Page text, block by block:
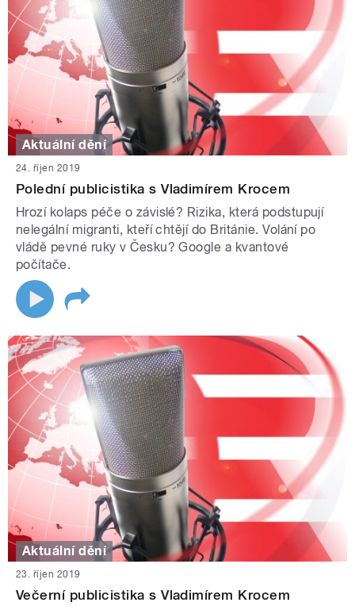
Aktuální dění
24. říjen 2019
Polední publicistika s Vladimírem Krocem
Hrozí kolaps péče o závislé? Rizika, která podstupují
nelegální migranti, kteří chtějí do Británie. Volání po
vládě pevné ruky v Česku? Google a kvantové
počítače.
Aktuální dění
23. říjen 2019
Večerní publicistika s Vladimírem Krocem